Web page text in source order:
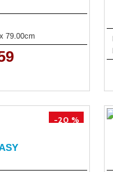
79.00cm
-20 %